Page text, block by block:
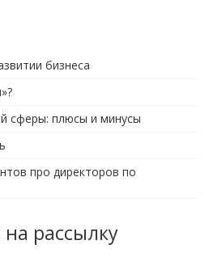
бизнеса
сферы: плюсы и минусы
про директоров по
рассылку